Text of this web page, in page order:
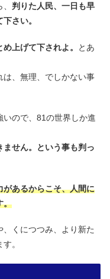
判りた人民、一日も早
さい。
上げて下されよ。
とあ
は、無理、でしかない事
いので、81の世界しか進
ません。という事も判っ
あるからこそ、人間に
。
くにつつみ、より新た
。